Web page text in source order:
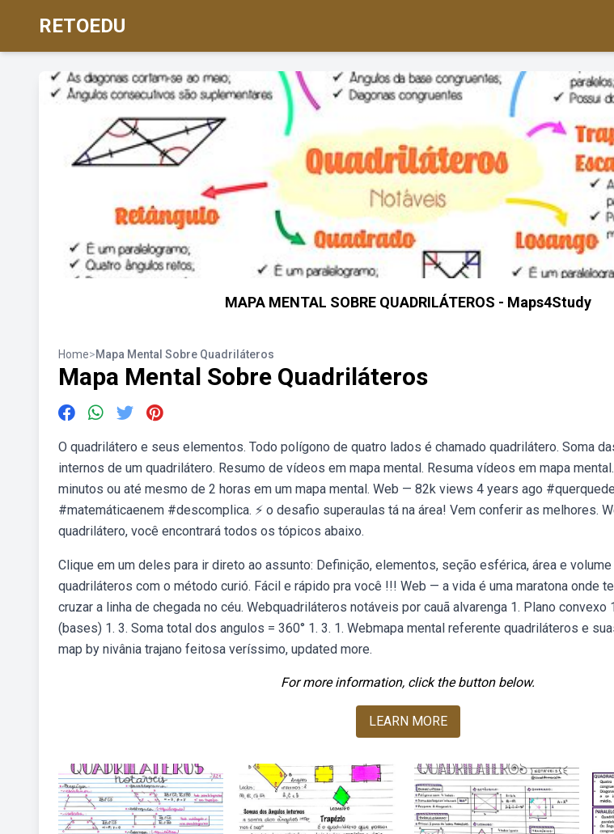
RETOEDU
MAPA MENTAL SOBRE QUADRILÁTEROS - Maps4Study
Home>Mapa Mental Sobre Quadriláteros
Mapa Mental Sobre Quadriláteros
O quadrilátero e seus elementos. Todo polígono de quatro lados é chamado quadrilátero. Soma
internos de um quadrilátero. Resumo de vídeos em mapa mental. Resuma vídeos em mapa
minutos ou até mesmo de 2 horas em um mapa mental. Web — 82k views 4 years ago
#matemáticaenem #descomplica. ⚡ o desafio superaulas tá na área! Vem conferir as melhores.
quadrilátero, você encontrará todos os tópicos abaixo.
Clique em um deles para ir direto ao assunto: Definição, elementos, seção esférica, área e
quadriláteros com o método curió. Fácil e rápido pra você !!! Web — a vida é uma maratona onde
cruzar a linha de chegada no céu. Webquadriláteros notáveis por cauã alvarenga 1. Plano
(bases) 1. 3. Soma total dos angulos = 360° 1. 3. 1. Webmapa mental referente quadriláteros e
map by nivânia trajano feitosa veríssimo, updated more.
For more information, click the button below.
LEARN MORE